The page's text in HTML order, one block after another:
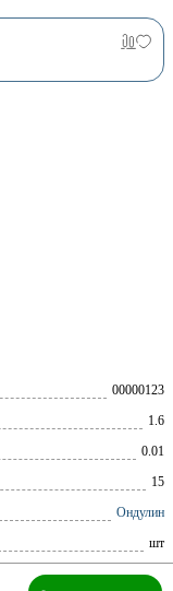
00000123
1.6
0.01
15
Ондулин
шт